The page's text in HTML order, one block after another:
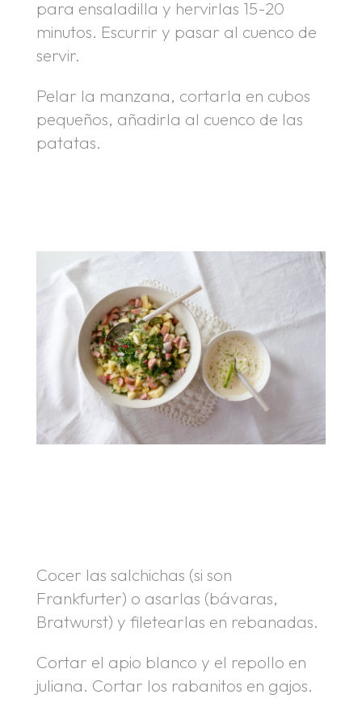
para ensaladilla y hervirlas 15-20
minutos. Escurrir y pasar al cuenco de
servir.
Pelar la manzana, cortarla en cubos
pequeños, añadirla al cuenco de las
patatas.
Cocer las salchichas (si son
Frankfurter) o asarlas (bávaras,
Bratwurst) y filetearlas en rebanadas.
Cortar el apio blanco y el repollo en
juliana. Cortar los rabanitos en gajos.